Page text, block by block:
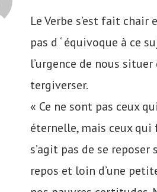
Le Verbe s’est fait chair
pas d ‘ équivoque à ce
l’urgence de nous
tergiverser.
« Ce ne sont pas ceux
éternelle, mais ceux
s’agit pas de se
repos et loin d’une